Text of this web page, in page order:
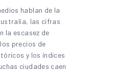
hablan de la
las cifras
la escasez de
precios de
y los índices
ciudades caen